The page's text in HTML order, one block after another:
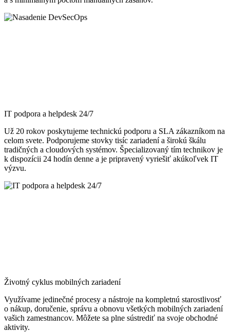
IT podpora a helpdesk 24/7
Už 20 rokov poskytujeme technickú podporu a SLA zákazníkom na
celom svete. Podporujeme stovky tisíc zariadení a širokú škálu
tradičných a cloudových systémov. Špecializovaný tím technikov je
k dispozícii 24 hodín denne a je pripravený vyriešiť akúkoľvek IT
výzvu.
Životný cyklus mobilných zariadení
Využívame jedinečné procesy a nástroje na kompletnú starostlivosť
o nákup, doručenie, správu a obnovu všetkých mobilných zariadení
vašich zamestnancov. Môžete sa plne sústrediť na svoje obchodné
aktivity.